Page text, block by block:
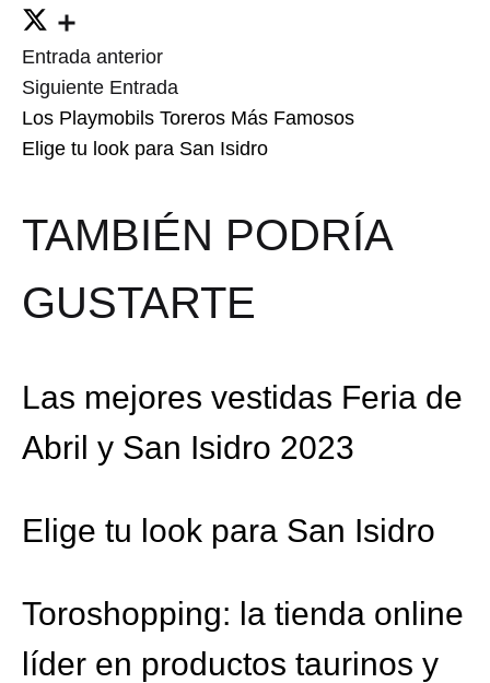
Post
navigation
Entrada anterior
Siguiente Entrada
Los Playmobils Toreros Más Famosos
Elige tu look para San Isidro
TAMBIÉN PODRÍA
GUSTARTE
Las mejores vestidas Feria de
Abril y San Isidro 2023
Elige tu look para San Isidro
Toroshopping: la tienda online
líder en productos taurinos y